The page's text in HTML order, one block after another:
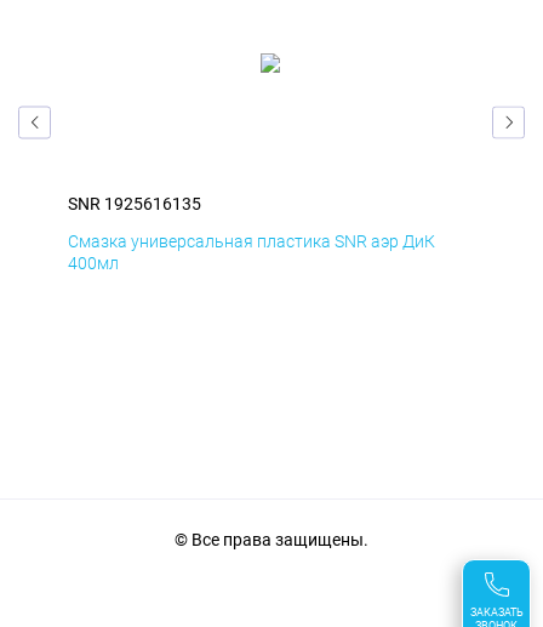
SNR 1925616135
Смазка универсальная пластика SNR аэр ДиК
400мл
ЗАКАЗАТЬ
© Все права защищены.